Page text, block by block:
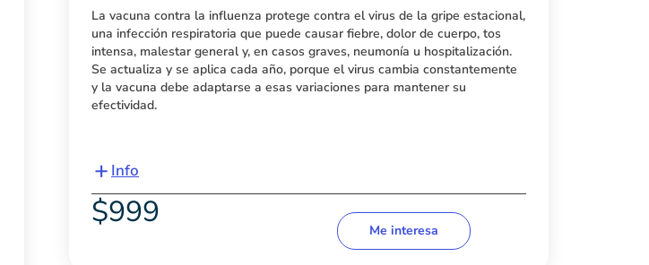
La vacuna contra la influenza protege contra el virus de la gripe estacional,
una infección respiratoria que puede causar fiebre, dolor de cuerpo, tos
intensa, malestar general y, en casos graves, neumonía u hospitalización.
Se actualiza y se aplica cada año, porque el virus cambia constantemente
y la vacuna debe adaptarse a esas variaciones para mantener su
efectividad.
+ Info
$999 Me interesa